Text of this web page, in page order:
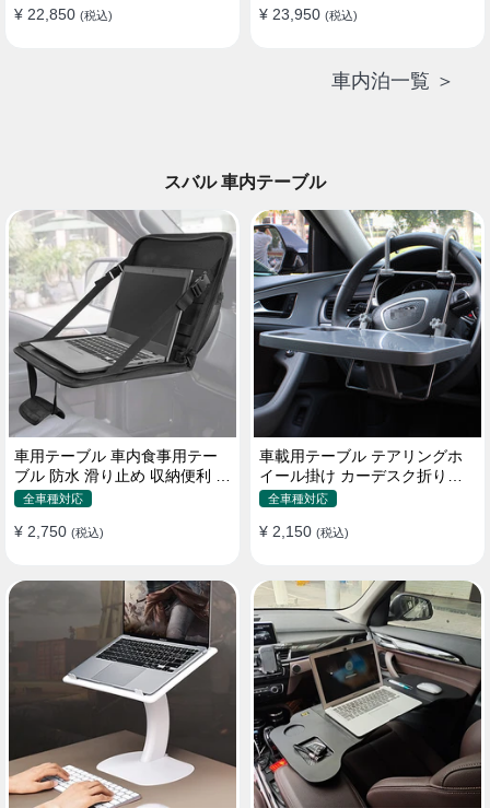
¥ 22,850 (税込)
¥ 23,950 (税込)
車内泊一覧 ＞
スバル 車内テーブル
車用テーブル 車内食事用テー
ブル 防水 滑り止め 収納便利 多
機能ラップトップバッグ
全車種対応
¥ 2,750 (税込)
車載用テーブル テアリングホ
イール掛け カーデスク折りた
たみ式 パソコン 食事 物置
全車種対応
¥ 2,150 (税込)